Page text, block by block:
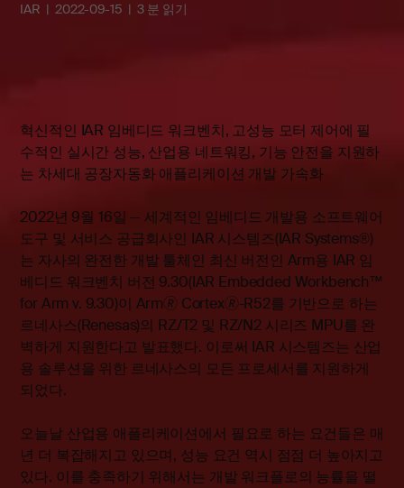
IAR 2022-09-15 3 분 읽기
혁신적인 IAR 임베디드 워크벤치, 고성능 모터 제어에 필
수적인 실시간 성능, 산업용 네트워킹, 기능 안전을 지원하
는 차세대 공장자동화 애플리케이션 개발 가속화
2022년 9월 16일 — 세계적인 임베디드 개발용 소프트웨어
도구 및 서비스 공급회사인 IAR 시스템즈(IAR Systems®)
는 자사의 완전한 개발 툴체인 최신 버전인 Arm용 IAR 임
베디드 워크벤치 버전 9.30(IAR Embedded Workbench™
for Arm v. 9.30)이 Arm🄬 Cortex🄬-R52를 기반으로 하는
르네사스(Renesas)의 RZ/T2 및 RZ/N2 시리즈 MPU를 완
벽하게 지원한다고 발표했다. 이로써 IAR 시스템즈는 산업
용 솔루션을 위한 르네사스의 모든 프로세서를 지원하게
되었다.
오늘날 산업용 애플리케이션에서 필요로 하는 요건들은 매
년 더 복잡해지고 있으며, 성능 요건 역시 점점 더 높아지고
있다. 이를 충족하기 위해서는 개발 워크플로의 능률을 떨